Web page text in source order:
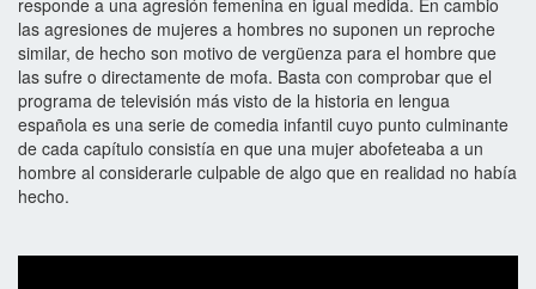
responde a una agresión femenina en igual medida. En cambio
las agresiones de mujeres a hombres no suponen un reproche
similar, de hecho son motivo de vergüenza para el hombre que
las sufre o directamente de mofa. Basta con comprobar que el
programa de televisión más visto de la historia en lengua
española es una serie de comedia infantil cuyo punto culminante
de cada capítulo consistía en que una mujer abofeteaba a un
hombre al considerarle culpable de algo que en realidad no había
hecho.